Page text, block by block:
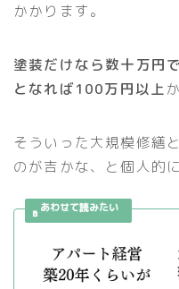
かかります。
塗装だけなら数十万円
となれば100万円以上
そういった大規模修繕
のが吉かな、と個人的